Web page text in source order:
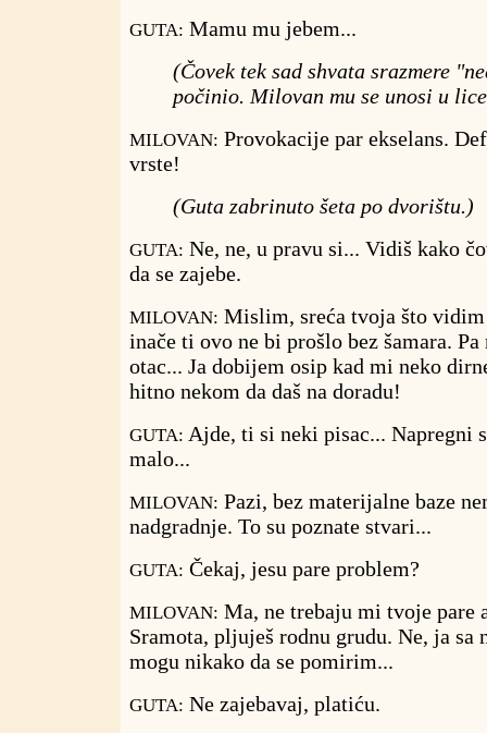
GUTA: Mamu mu jebem...
(Čovek tek sad shvata srazmere
počinio. Milovan mu se unosi u
MILOVAN: Provokacije par ekselans.
vrste!
(Guta zabrinuto šeta po dvorištu.)
GUTA: Ne, ne, u pravu si... Vidiš kako
da se zajebe.
MILOVAN: Mislim, sreća tvoja što
inače ti ovo ne bi prošlo bez šamara.
otac... Ja dobijem osip kad mi neko
hitno nekom da daš na doradu!
GUTA: Ajde, ti si neki pisac... Napregni
malo...
MILOVAN: Pazi, bez materijalne baze
nadgradnje. To su poznate stvari...
GUTA: Čekaj, jesu pare problem?
MILOVAN: Ma, ne trebaju mi tvoje pare
Sramota, pljuješ rodnu grudu. Ne, ja sa
mogu nikako da se pomirim...
GUTA: Ne zajebavaj, platiću.